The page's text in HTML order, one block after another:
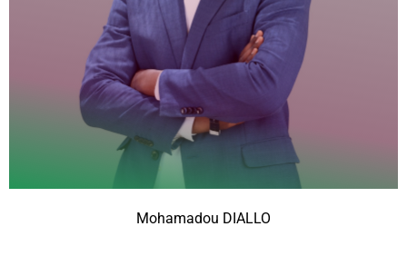
Mohamadou DIALLO